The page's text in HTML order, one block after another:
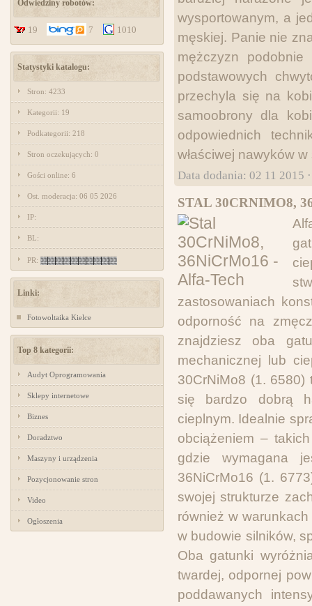
Odwiedziny robotów:
19 7 1010
Statystyki katalogu:
Stron: 4233
Kategorii: 19
Podkategorii: 218
Stron oczekujących: 0
Gości online: 6
Ost. moderacja: 06 05 2026
IP:
BL:
PR:
Linki:
Fotowoltaika Kielce
Top 8 kategorii:
Audyt Oprogramowania
Sklepy internetowe
Biznes
Doradztwo
Maszyny i urządzenia
Pozycjonowanie stron
Video
Ogłoszenia
wysportowanym, a
męskiej. Panie nie
mężczyzn
podstawowych
przechyla się na
samoobrony dla
odpowiednich
właściwej nawyków
Data dodania: 02 11 2015
STAL 30CRNIMO8,
zastosowaniach
odporność na
znajdziesz oba
mechanicznej lub
30CrNiMo8 (1. 6580)
się bardzo dobrą
cieplnym. Idealnie
obciążeniem –
gdzie wymagana
36NiCrMo16 (1.
swojej strukturze
również w
w budowie silników,
Oba gatunki
twardej, odpornej
poddawanych